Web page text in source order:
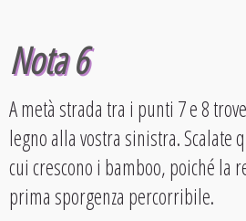
Nota 6
A metà strada tra i punti 7 e 8
legno alla vostra sinistra. Scalate
cui crescono i bamboo, poiché la
prima sporgenza percorribile.